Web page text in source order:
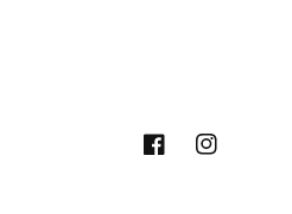
FacebookInstagram